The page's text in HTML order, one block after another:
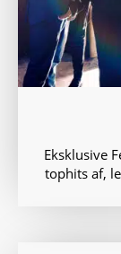
Eksklusive
tophits af,